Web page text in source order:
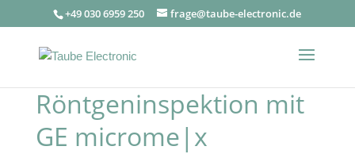
+49 030 6959 250 frage@taube-electronic.de
Röntgeninspektion mit
GE microme|x